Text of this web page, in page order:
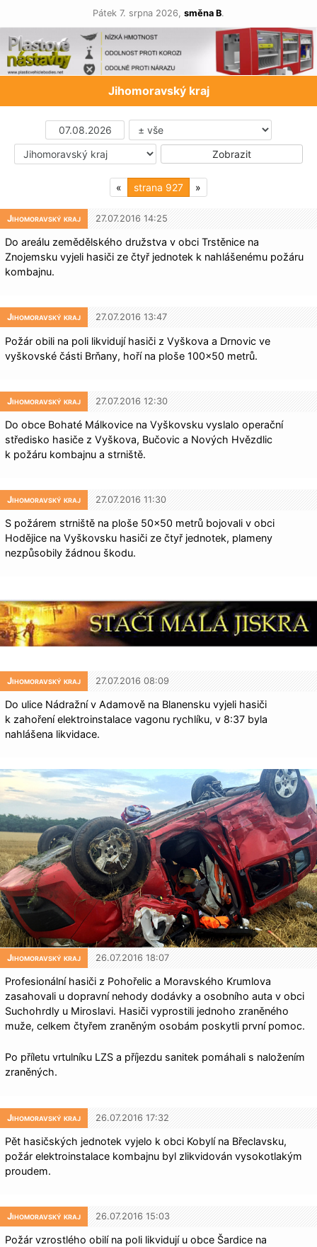
Pátek 7. srpna 2026, směna B.
Jihomoravský kraj
« 927 »
Jihomoravský kraj 27.07.2016 14:25
Do areálu zemědělského družstva v obci Trstěnice na
Znojemsku vyjeli hasiči ze čtyř jednotek k nahlášenému požáru
kombajnu.
Jihomoravský kraj 27.07.2016 13:47
Požár obili na poli likvidují hasiči z Vyškova a Drnovic ve
vyškovské části Brňany, hoří na ploše 100×50 metrů.
Jihomoravský kraj 27.07.2016 12:30
Do obce Bohaté Málkovice na Vyškovsku vyslalo operační
středisko hasiče z Vyškova, Bučovic a Nových Hvězdlic
k požáru kombajnu a strniště.
Jihomoravský kraj 27.07.2016 11:30
S požárem strniště na ploše 50×50 metrů bojovali v obci
Hodějice na Vyškovsku hasiči ze čtyř jednotek, plameny
nezpůsobily žádnou škodu.
Jihomoravský kraj 27.07.2016 08:09
Do ulice Nádražní v Adamově na Blanensku vyjeli hasiči
k zahoření elektroinstalace vagonu rychlíku, v 8:37 byla
nahlášena likvidace.
Jihomoravský kraj 26.07.2016 18:07
Profesionální hasiči z Pohořelic a Moravského Krumlova
zasahovali u dopravní nehody dodávky a osobního auta v obci
Suchohrdly u Miroslavi. Hasiči vyprostili jednoho zraněného
muže, celkem čtyřem zraněným osobám poskytli první pomoc.
Po příletu vrtulníku LZS a příjezdu sanitek pomáhali s naložením
zraněných.
Jihomoravský kraj 26.07.2016 17:32
Pět hasičských jednotek vyjelo k obci Kobylí na Břeclavsku,
požár elektroinstalace kombajnu byl zlikvidován vysokotlakým
proudem.
Jihomoravský kraj 26.07.2016 15:03
Požár vzrostlého obilí na poli likvidují u obce Šardice na